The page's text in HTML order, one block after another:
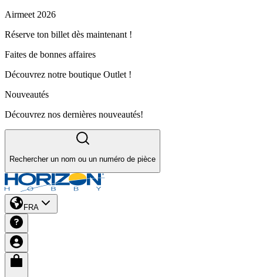
Airmeet 2026
Réserve ton billet dès maintenant !
Faites de bonnes affaires
Découvrez notre boutique Outlet !
Nouveautés
Découvrez nos dernières nouveautés!
Rechercher un nom ou un numéro de pièce
FRA